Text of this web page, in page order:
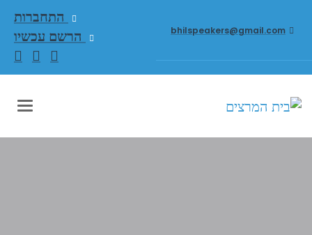
bhilspeakers@gmail.com
התחברות
הרשם עכשיו
ניווט